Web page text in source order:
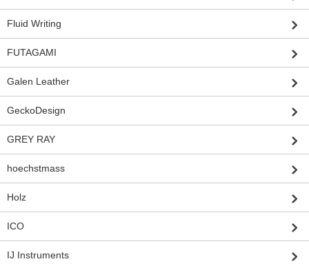
Fluid Writing
FUTAGAMI
Galen Leather
GeckoDesign
GREY RAY
hoechstmass
Holz
ICO
IJ Instruments